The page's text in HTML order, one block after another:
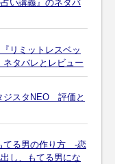
い講義』のネタバ
リミットレスベッ
ネタバレとレビュー
ジスタNEO 評価と
てる男の作り方 -恋
し、もてる男にな